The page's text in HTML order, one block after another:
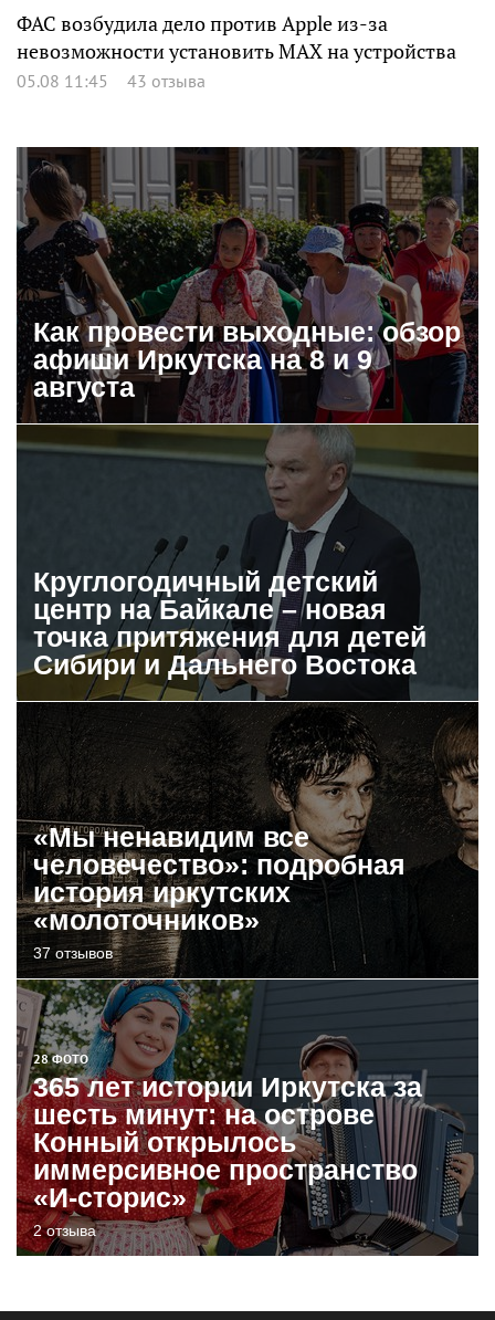
ФАС возбудила дело против Apple из-за
невозможности установить MAX на устройства
05.08 11:45 43 отзыва
Как провести выходные: обзор
афиши Иркутска на 8 и 9
августа
Круглогодичный детский
центр на Байкале – новая
точка притяжения для детей
Сибири и Дальнего Востока
«Мы ненавидим все
человечество»: подробная
история иркутских
«молоточников»
37 отзывов
28 ФОТО
365 лет истории Иркутска за
шесть минут: на острове
Конный открылось
иммерсивное пространство
«И-сторис»
2 отзыва